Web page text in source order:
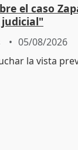
el caso
judicial"
05/08/2026